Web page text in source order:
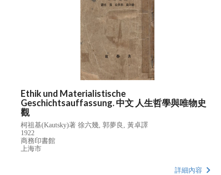
Ethik und Materialistische
Geschichtsauffassung. 中文 人生哲學與唯物史
觀
柯祖基(Kautsky)著 徐六幾, 郭夢良, 黃卓譯
1922
商務印書館
上海市
詳細內容